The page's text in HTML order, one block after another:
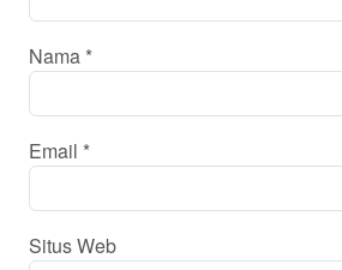
Nama *
Email *
Situs Web